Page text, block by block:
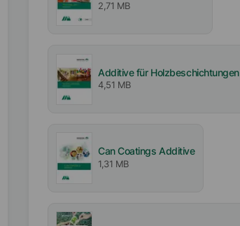
2,71 MB
Additive für Holzbeschichtungen
4,51 MB
Can Coatings Additive
1,31 MB